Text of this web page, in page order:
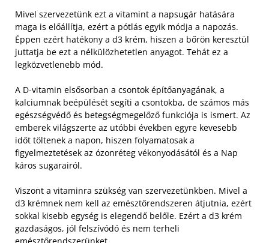
Mivel szervezetünk ezt a vitamint a napsugár hatására
maga is előállítja, ezért a pótlás egyik módja a napozás.
Éppen ezért hatékony a d3 krém, hiszen a bőrön keresztül
juttatja be ezt a nélkülözhetetlen anyagot. Tehát ez a
legközvetlenebb mód.
A D-vitamin elsősorban a csontok építőanyagának, a
kalciumnak beépülését segíti a csontokba, de számos más
egészségvédő és betegségmegelőző funkciója is ismert. Az
emberek világszerte az utóbbi években egyre kevesebb
időt töltenek a napon, hiszen folyamatosak a
figyelmeztetések az ózonréteg vékonyodásától és a Nap
káros sugarairól.
Viszont a vitaminra szükség van szervezetünkben. Mivel a
d3 krémnek nem kell az emésztőrendszeren átjutnia, ezért
sokkal kisebb egység is elegendő belőle. Ezért a d3 krém
gazdaságos, jól felszívódó és nem terheli